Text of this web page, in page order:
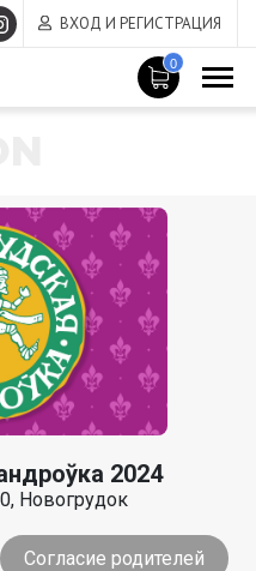
ВХОД И РЕГИСТРАЦИЯ
0
2024
Новогрудок
Согласие родителей